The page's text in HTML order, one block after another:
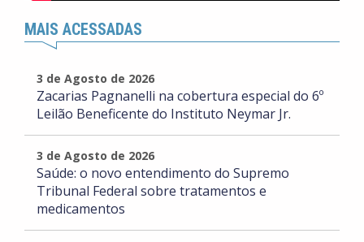
MAIS ACESSADAS
3 de Agosto de 2026
Zacarias Pagnanelli na cobertura especial do 6º
Leilão Beneficente do Instituto Neymar Jr.
3 de Agosto de 2026
Saúde: o novo entendimento do Supremo
Tribunal Federal sobre tratamentos e
medicamentos